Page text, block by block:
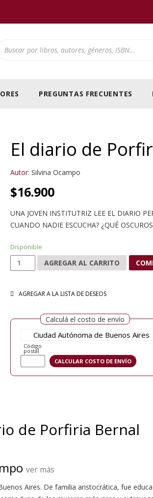
PREGUNTAS FRECUENTES
El diario de
Autor: Silvina Ocampo
$16.900
UNA JOVEN INSTITUTRIZ LEE EL DIARIO
CUANDO NADIE ESCUCHA? ¿QUÉ
Disponible
El diario de Porfiria Bernal cantidad
AGREGAR AL CARRITO
AGREGAR A LA LISTA DE DESEOS
Calculá el costo de envío
Código
postal
de Porfiria Bernal
ver más
Aires. De familia aristocrática, fue